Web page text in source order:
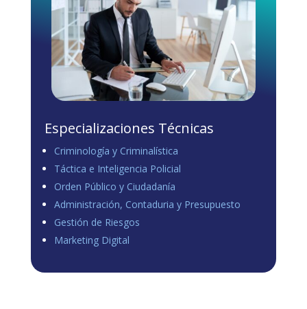
Especializaciones Técnicas
Criminología y Criminalística
Táctica e Inteligencia Policial
Orden Público y Ciudadanía
Administración, Contaduria y Presupuesto
Gestión de Riesgos
Marketing Digital